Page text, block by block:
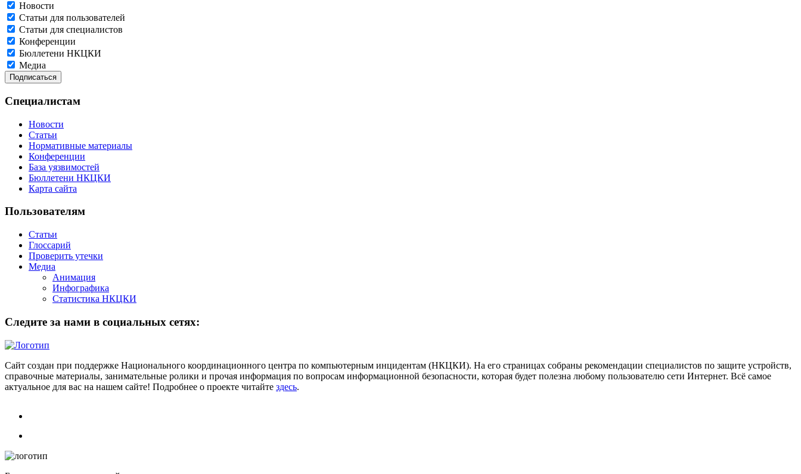
Новости
Статьи для пользователей
Статьи для специалистов
Конференции
Бюллетени НКЦКИ
Медиа
Специалистам
Новости
Статьи
Нормативные материалы
Конференции
База уязвимостей
Бюллетени НКЦКИ
Карта сайта
Пользователям
Статьи
Глоссарий
Проверить утечки
Медиа
Анимация
Инфографика
Статистика НКЦКИ
Следите за нами в социальных сетях:
Сайт создан при поддержке Национального координационного центра по компьютерным инцидентам (НКЦКИ). На его страницах собраны рекомендации специалистов по защите устройств,
справочные материалы, занимательные ролики и прочая информация по вопросам информационной безопасности, которая будет полезна любому пользователю сети Интернет. Всё самое
актуальное для вас на нашем сайте! Подробнее о проекте читайте здесь.